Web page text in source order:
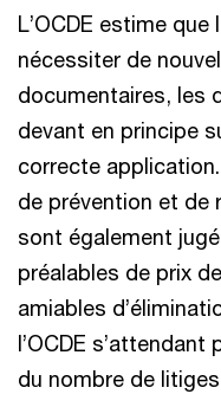
L’OCDE estime
nécessiter de
documentaires, les
devant en principe
correcte
de prévention et de
sont également
préalables de prix
amiables
l’OCDE
du nombre de